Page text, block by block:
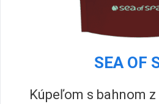
SEA OF
Kúpeľom s bahnom